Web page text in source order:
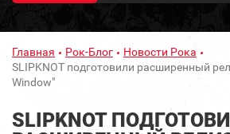
Главная Рок-Блог
Новости Рока
SLIPKNOT подготовили расширенный
Window"
SLIPKNOT